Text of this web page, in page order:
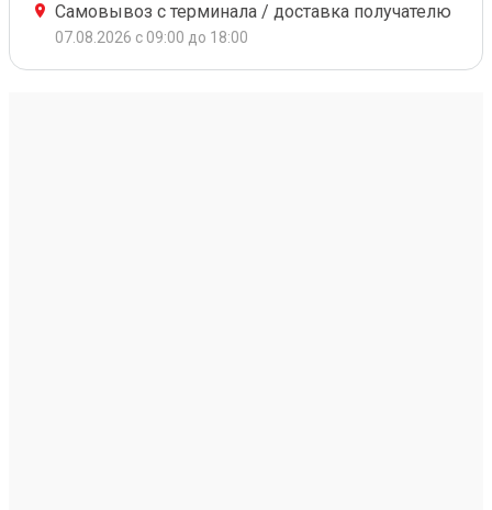
Самовывоз с терминала / доставка получателю
07.08.2026 с 09:00 до 18:00